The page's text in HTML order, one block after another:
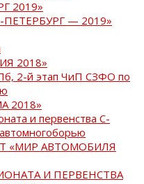
2019»
— 2019»
2018»
2-й этап ЧиП СЗФО по
2018»
и первенства С-
«МИР АВТОМОБИЛЯ
И ПЕРВЕНСТВА